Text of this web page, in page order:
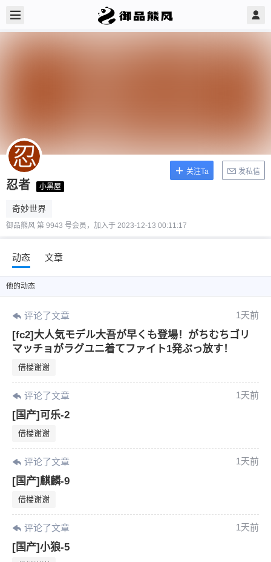
忍者 小黑屋
奇妙世界
御品熊风 第 9943 号会员，加入于 2023-12-13 00:11:17
关注Ta 发私信
动态 文章
他的动态
评论了文章 1天前
[fc2]大人気モデル大吾が早くも登場！がちむちゴリ
マッチョがラグユニ着てファイト1発ぶっ放す！
借楼谢谢
评论了文章 1天前
[国产]可乐-2
借楼谢谢
评论了文章 1天前
[国产]麒麟-9
借楼谢谢
评论了文章 1天前
[国产]小狼-5